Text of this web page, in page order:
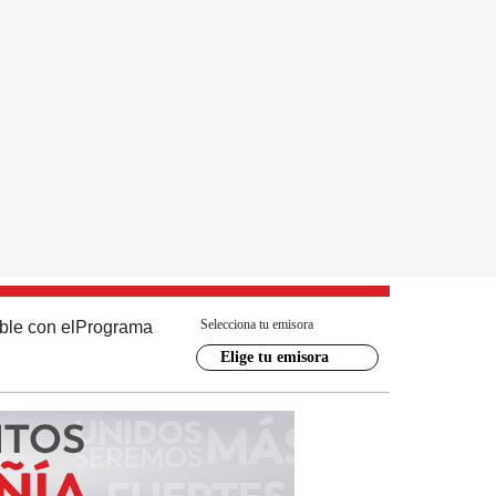
con el Programa Selecciona tu emisora
Elige tu emisora